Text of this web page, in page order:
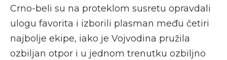
Crno-beli su na proteklom susretu opravdali
ulogu favorita i izborili plasman među četiri
najbolje ekipe, iako je Vojvodina pružila
ozbiljan otpor i u jednom trenutku ozbiljno